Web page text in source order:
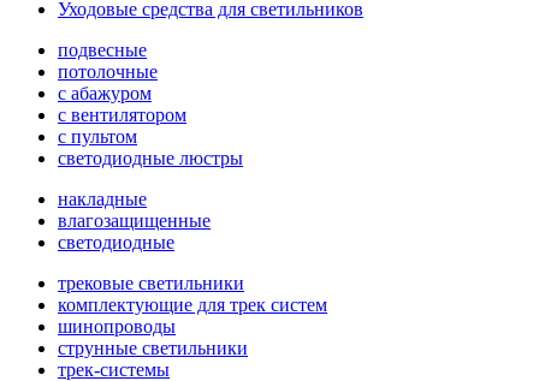
Уходовые средства для светильников
подвесные
потолочные
с абажуром
с вентилятором
с пультом
светодиодные люстры
накладные
влагозащищенные
светодиодные
трековые светильники
комплектующие для трек систем
шинопроводы
струнные светильники
трек-системы